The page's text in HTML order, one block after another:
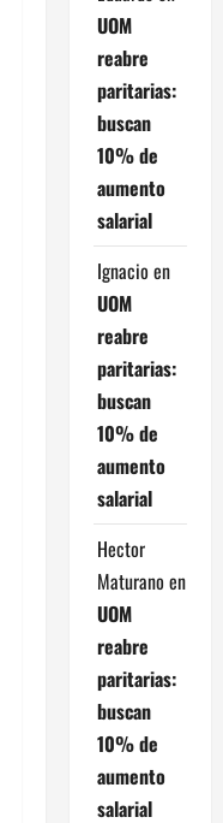
UOM
reabre
paritarias:
buscan
10% de
aumento
salarial
Ignacio en
UOM
reabre
paritarias:
buscan
10% de
aumento
salarial
Hector
Maturano en
UOM
reabre
paritarias:
buscan
10% de
aumento
salarial